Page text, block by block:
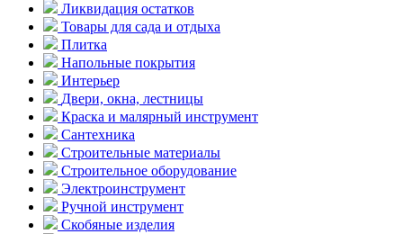
Ликвидация остатков
Товары для сада и отдыха
Плитка
Напольные покрытия
Интерьер
Двери, окна, лестницы
Краска и малярный инструмент
Сантехника
Строительные материалы
Строительное оборудование
Электроинструмент
Ручной инструмент
Скобяные изделия